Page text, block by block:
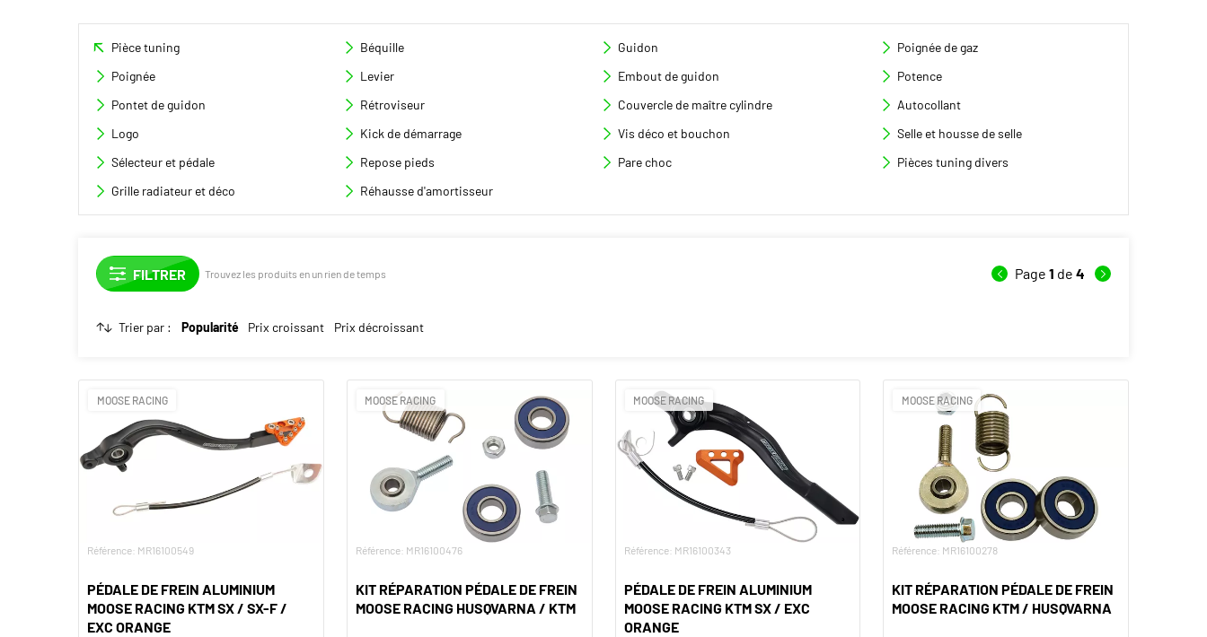
Pièce tuning Béquille Guidon
Poignée de gaz
Poignée
Levier Embout de guidon
Potence
Pontet de guidon
Rétroviseur Couvercle de maître cylindre
Autocollant
Logo
Kick de démarrage Vis déco et bouchon
Selle et housse de selle
Sélecteur et pédale
Repose pieds Pare choc
Pièces tuning divers
Grille radiateur et déco
Réhausse d'amortisseur
Trouvez les produits en un rien de temps Page 1 de 4
Trier par : Popularité Prix croissant Prix décroissant
MOOSE RACING
Référence: MR16100549
PÉDALE DE FREIN ALUMINIUM
MOOSE RACING KTM SX / SX-F /
EXC ORANGE
MOOSE RACING
Référence: MR16100476
KIT RÉPARATION PÉDALE DE FREIN
MOOSE RACING HUSQVARNA / KTM
MOOSE RACING
Référence: MR16100343
PÉDALE DE FREIN ALUMINIUM
MOOSE RACING KTM SX / EXC
ORANGE
MOOSE RACING
Référence: MR16100278
KIT RÉPARATION PÉDALE DE FREIN
MOOSE RACING KTM / HUSQVARNA